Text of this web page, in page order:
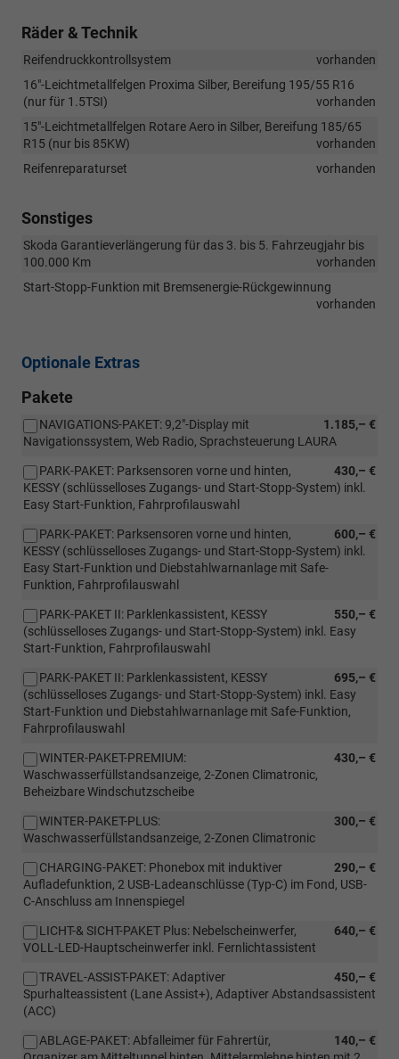
Räder & Technik
Reifendruckkontrollsystem
vorhanden
16"-Leichtmetallfelgen Proxima Silber, Bereifung 195/55 R16
(nur für 1.5TSI)
vorhanden
15"-Leichtmetallfelgen Rotare Aero in Silber, Bereifung 185/65
R15 (nur bis 85KW)
vorhanden
Reifenreparaturset
vorhanden
Sonstiges
Skoda Garantieverlängerung für das 3. bis 5. Fahrzeugjahr bis
100.000 Km
vorhanden
Start-Stopp-Funktion mit Bremsenergie-Rückgewinnung
vorhanden
Optionale Extras
Pakete
1.185,– €
NAVIGATIONS-PAKET: 9,2"-Display mit
Navigationssystem, Web Radio, Sprachsteuerung LAURA
430,– €
PARK-PAKET: Parksensoren vorne und hinten,
KESSY (schlüsselloses Zugangs- und Start-Stopp-System) inkl.
Easy Start-Funktion, Fahrprofilauswahl
600,– €
PARK-PAKET: Parksensoren vorne und hinten,
KESSY (schlüsselloses Zugangs- und Start-Stopp-System) inkl.
Easy Start-Funktion und Diebstahlwarnanlage mit Safe-
Funktion, Fahrprofilauswahl
550,– €
PARK-PAKET II: Parklenkassistent, KESSY
(schlüsselloses Zugangs- und Start-Stopp-System) inkl. Easy
Start-Funktion, Fahrprofilauswahl
695,– €
PARK-PAKET II: Parklenkassistent, KESSY
(schlüsselloses Zugangs- und Start-Stopp-System) inkl. Easy
Start-Funktion und Diebstahlwarnanlage mit Safe-Funktion,
Fahrprofilauswahl
430,– €
WINTER-PAKET-PREMIUM:
Waschwasserfüllstandsanzeige, 2-Zonen Climatronic,
Beheizbare Windschutzscheibe
300,– €
WINTER-PAKET-PLUS:
Waschwasserfüllstandsanzeige, 2-Zonen Climatronic
290,– €
CHARGING-PAKET: Phonebox mit induktiver
Aufladefunktion, 2 USB-Ladeanschlüsse (Typ-C) im Fond, USB-
C-Anschluss am Innenspiegel
640,– €
LICHT-& SICHT-PAKET Plus: Nebelscheinwerfer,
VOLL-LED-Hauptscheinwerfer inkl. Fernlichtassistent
450,– €
TRAVEL-ASSIST-PAKET: Adaptiver
Spurhalteassistent (Lane Assist+), Adaptiver Abstandsassistent
(ACC)
140,– €
ABLAGE-PAKET: Abfalleimer für Fahrertür,